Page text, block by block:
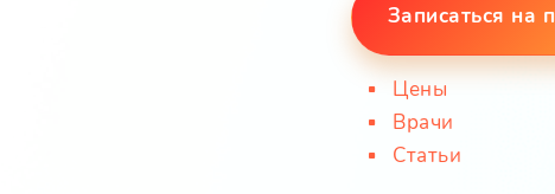
Записаться на
Цены
Врачи
Статьи